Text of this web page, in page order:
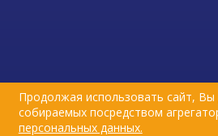
Продолжая использовать сайт,
собираемых посредством
персональных данных.